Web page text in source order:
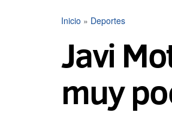
Inicio » Deportes
Javi
muy